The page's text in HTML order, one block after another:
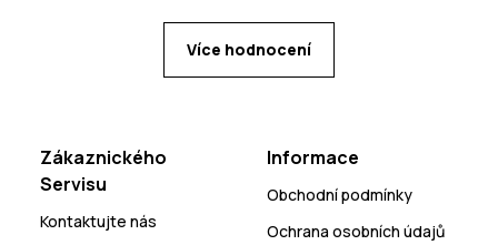
Více hodnocení
Zákaznického
Servisu
Kontaktujte nás
Informace
Obchodní podmínky
Ochrana osobních údajů